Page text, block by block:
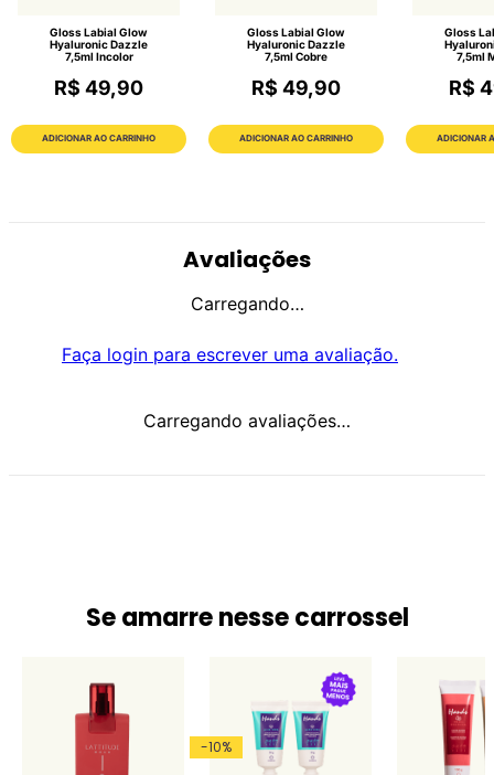
Gloss Labial Glow
Hyaluronic Dazzle
7,5ml Incolor
R$ 49,90
ADICIONAR AO CARRINHO
Gloss Labial Glow
Hyaluronic Dazzle
7,5ml Cobre
R$ 49,90
ADICIONAR AO CARRINHO
Gloss
7,5ml
R$
ADICIONAR
Avaliações
Carregando…
Faça login para escrever uma avaliação.
Carregando avaliações…
Se amarre nesse carrossel
-10%